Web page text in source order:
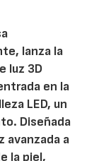
lanza la
luz 3D
en la
LED, un
Diseñada
avanzada a
la piel,